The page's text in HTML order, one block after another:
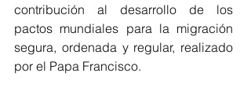
contribución al desarrollo de los
pactos mundiales para la migración
segura, ordenada y regular, realizado
por el Papa Francisco.